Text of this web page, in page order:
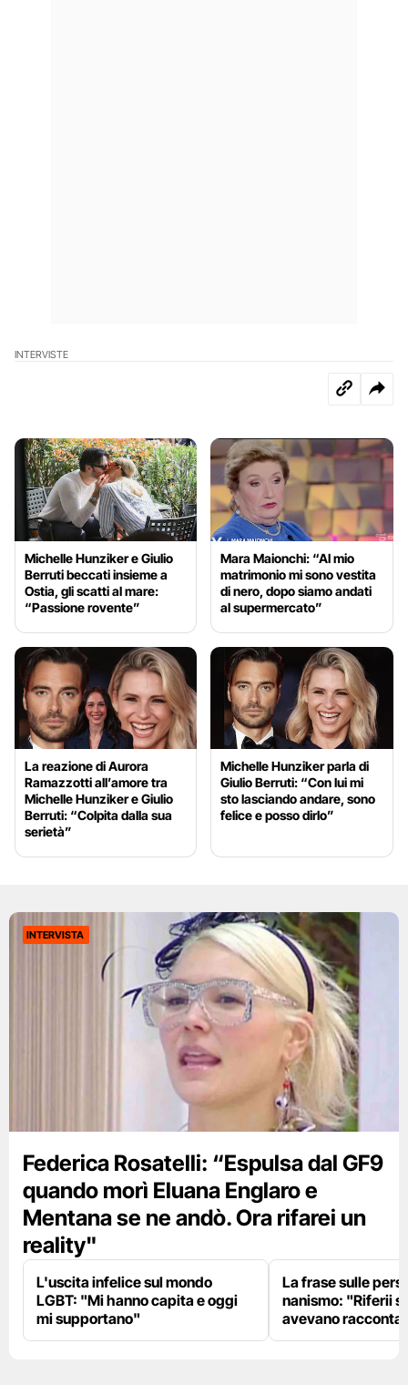
INTERVISTE
Michelle Hunziker e Giulio
Berruti beccati insieme a
Ostia, gli scatti al mare:
“Passione rovente”
Mara Maionchi: “Al mio
matrimonio mi sono vestita
di nero, dopo siamo andati
al supermercato”
La reazione di Aurora
Ramazzotti all’amore tra
Michelle Hunziker e Giulio
Berruti: “Colpita dalla sua
serietà”
Michelle Hunziker parla di
Giulio Berruti: “Con lui mi
sto lasciando andare, sono
felice e posso dirlo”
INTERVISTA
Federica Rosatelli: “Espulsa dal GF9
quando morì Eluana Englaro e
Mentana se ne andò. Ora rifarei un
reality"
L'uscita infelice sul mondo
LGBT: "Mi hanno capita e oggi
mi supportano"
La frase sulle
nanismo: "Riferii
avevano